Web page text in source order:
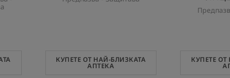
КУПЕТЕ ОТ НАЙ-БЛИЗКАТА
АПТЕКА
КУПЕТЕ